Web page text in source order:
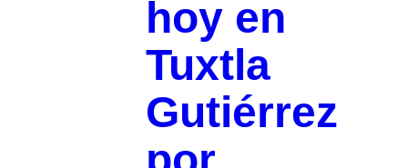
hoy en
Tuxtla
Gutiérrez